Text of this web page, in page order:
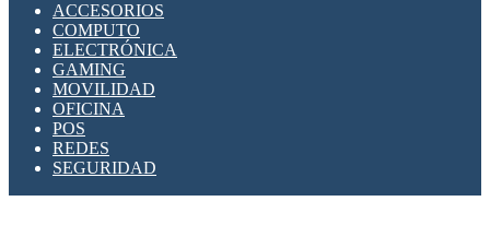
SUPRESOR DE TRANSIENTES SPDS PARA
APLICACIONES FOTOVOLTAICAS
ACCESORIOS
COMPUTO
ELECTRÓNICA
GAMING
MOVILIDAD
OFICINA
POS
REDES
SEGURIDAD